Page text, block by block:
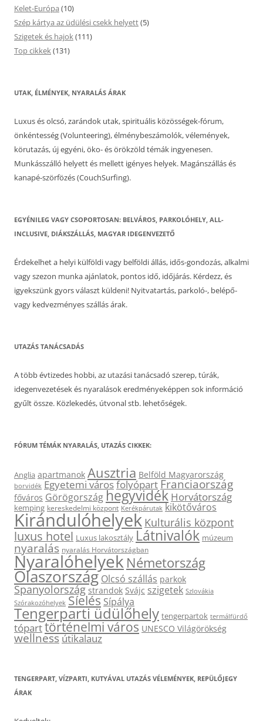
Kelet-Európa (10)
Szép kártya az üdülési csekk helyett(5)
Szigetek és hajok(111)
Top cikkek(131)
UTAK, ÉLMÉNYEK, NYARALÁS ÁRAK
Luxus és olcsó, zarándok utak, spirituális közösségek-fórum,
önkéntesség (Volunteering), élménybeszámolók, vélemények,
körutazás, új egyéni, öko- és örökzöld témák ingyenesen.
Munkásszálló helyett és mellett igényes helyek. Magánszállás és
kanapé-szörfözés (CouchSurfing).
EGYÉNILEG VAGY CSOPORTOSAN: BELVÁROS, PARKOLÓHELY, ALL-
INCLUSIVE, DIÁKSZÁLLÁS, MAGYAR IDEGENVEZETŐ
Érdekelhet a helyi külföldi vagy belföldi állás, idős-gondozás, alkalmi
vagy szezon munka ajánlatok, pontos idő, időjárás. Kérdezz, és
igyekszünk gyors választ küldeni! Nyitvatartás, parkoló-, belépő-
vagy kedvezményes szállás árak.
UTAZÁS TANÁCSADÁS
A több évtizedes hobbi, az utazási tanácsadó szerep, túrák,
idegenvezetések és nyaralások eredményeképpen sok információ
gyűlt össze. Közlekedés, útvonal stb. lehetőségek.
FÓRUM TÉMÁK NYARALÁS, UTAZÁS CIKKEK:
Anglia apartmanok Ausztria Belföld Magyarország
borvidék Egyetemi városfolyópartFranciaország
főváros Görögországhegyvidék Horvátország
kemping kereskedelmi központ Kerékpárutak kikötőváros
Kirándulóhelyek Kulturális központ
luxus hotel Luxus lakosztály Látnivalók múzeum
nyaralás nyaralás Horvátországban
Nyaralóhelyek Németország
Olaszország Olcsó szállás parkok
Spanyolország strandok Svájc szigetek Szlovákia
Szórakozóhelyek Síelés Sípálya
Tengerparti üdülőhely tengerpartok termálfürdő
tóparttörténelmi város UNESCO Világörökség
wellnessútikalauz
TENGERPART, VÍZPARTI, KUTYÁVAL UTAZÁS VÉLEMÉNYEK, REPÜLŐJEGY
ÁRAK